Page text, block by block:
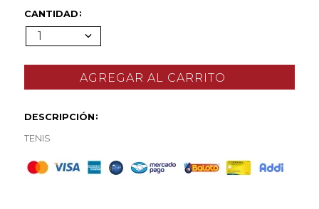
CANTIDAD
1
DESCRIPCIÓN
TENIS